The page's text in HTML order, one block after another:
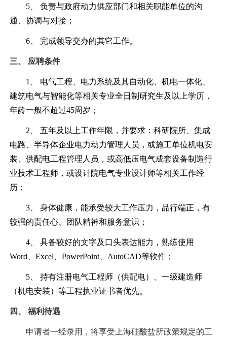
5、 负责与政府动力供应部门和相关职能单位的沟
通、协调与对接；
6、 完成领导交办的其它工作。
三、 应聘条件
1、 电气工程、电力系统及其自动化、机电一体化、
建筑电气与智能化等相关专业全日制研究生及以上学历，
年龄一般不超过45周岁；
2、 五年及以上工作年限，并要求：科研院所、集成
电路、半导体企业电力动力管理人员，或施工单位机电安
装、供配电工程管理人员，或高低压电气成套设备制造行
业技术工程师，或设计院电气专业设计师等相关工作经
历；
3、 身体健康，能承受较大工作压力，品行端正，有
较强的责任心、团队精神和服务意识；
4、 具备较好的文字及口头表达能力，熟练使用
Word、Excel、PowerPoint、AutoCAD等软件；
5、 持有注册电气工程师（供配电）、一级建造师
（机电安装）等工程执业证书者优先。
四、 福利待遇
申请者一经录用，将享受上海硅酸盐所政策规定的工